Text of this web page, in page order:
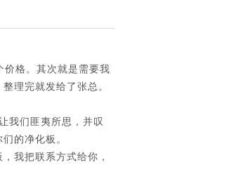
价格。其次就是需要我
理完就发给了张总。
我们匪夷所思，并叹
的净化板。
我把联系方式给你，